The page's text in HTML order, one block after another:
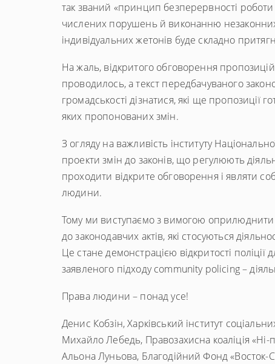
так званий «принцип безперервності
числених порушень й виконанню незаконних
індивідуальних жетонів буде складно
На жаль, відкритого обговорення
проводилось, а текст передбачуваного
громадськості дізнатися, які ще пропозиції
яких пропонованих змін.
З огляду на важливість інституту
проекти змін до законів, що регулюють
проходити відкрите обговорення і являти
людини.
Тому ми виступаємо з вимогою оприлюднити
до законодавчих актів, які стосуються
Це стане демонстрацією відкритості поліції
заявленого підходу community policing –
Права людини – понад усе!
Денис Кобзін, Харківський інститут
Михайло Лебедь, Правозахисна коаліція «Ні-
Альона Луньова, Благодійний Фонд «Восток-